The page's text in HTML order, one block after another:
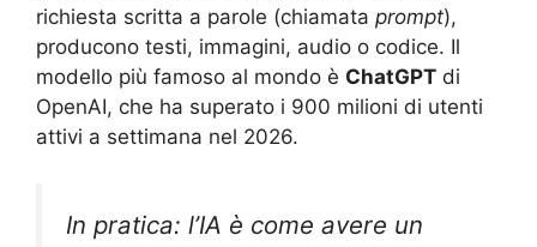
richiesta scritta a parole (chiamata prompt),
producono testi, immagini, audio o codice. Il
modello più famoso al mondo è ChatGPT di
OpenAI, che ha superato i 900 milioni di utenti
attivi a settimana nel 2026.
In pratica: l’IA è come avere un